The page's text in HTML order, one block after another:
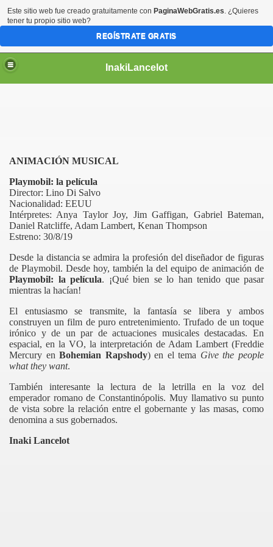
InakiLancelot
ANIMACIÓN MUSICAL
Playmobil: la película
Director: Lino Di Salvo
Nacionalidad: EEUU
Intérpretes: Anya Taylor Joy, Jim Gaffigan, Gabriel Bateman,
Daniel Ratcliffe, Adam Lambert, Kenan Thompson
Estreno: 30/8/19
Desde la distancia se admira la profesión del diseñador de figuras
de Playmobil. Desde hoy, también la del equipo de animación de
Playmobil: la película. ¡Qué bien se lo han tenido que pasar
mientras la hacían!
El entusiasmo se transmite, la fantasía se libera y ambos
construyen un film de puro entretenimiento. Trufado de un toque
irónico y de un par de actuaciones musicales destacadas. En
espacial, en la VO, la interpretación de Adam Lambert (Freddie
Mercury en Bohemian Rapshody) en el tema Give the people
what they want.
También interesante la lectura de la letrilla en la voz del
emperador romano de Constantinópolis. Muy llamativo su punto
de vista sobre la relación entre el gobernante y las masas, como
denomina a sus gobernados.
Inaki Lancelot
Este sitio web fue creado gratuitamente con PaginaWebGratis.es. ¿Quieres
tener tu propio sitio web?
REGÍSTRATE GRATIS